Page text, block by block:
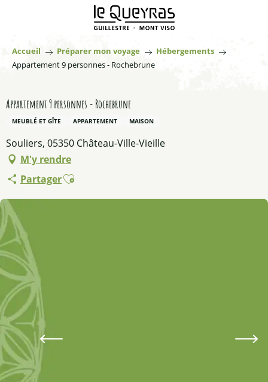
principal
Accueil Préparer mon voyage
Hébergements
Appartement 9 personnes - Rochebrune
Appartement 9 personnes - Rochebrune
MEUBLÉ ET GÎTE APPARTEMENT MAISON
Souliers, 05350 Château-Ville-Vieille
M'y rendre
PartagerAjouter aux favoris